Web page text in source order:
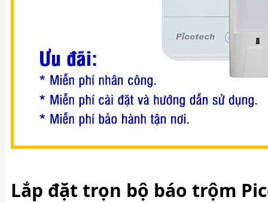
0911 336 111
0982 402 496
thietbianninhviet@gmail.com
Lắp đặt trọn bộ báo trộm